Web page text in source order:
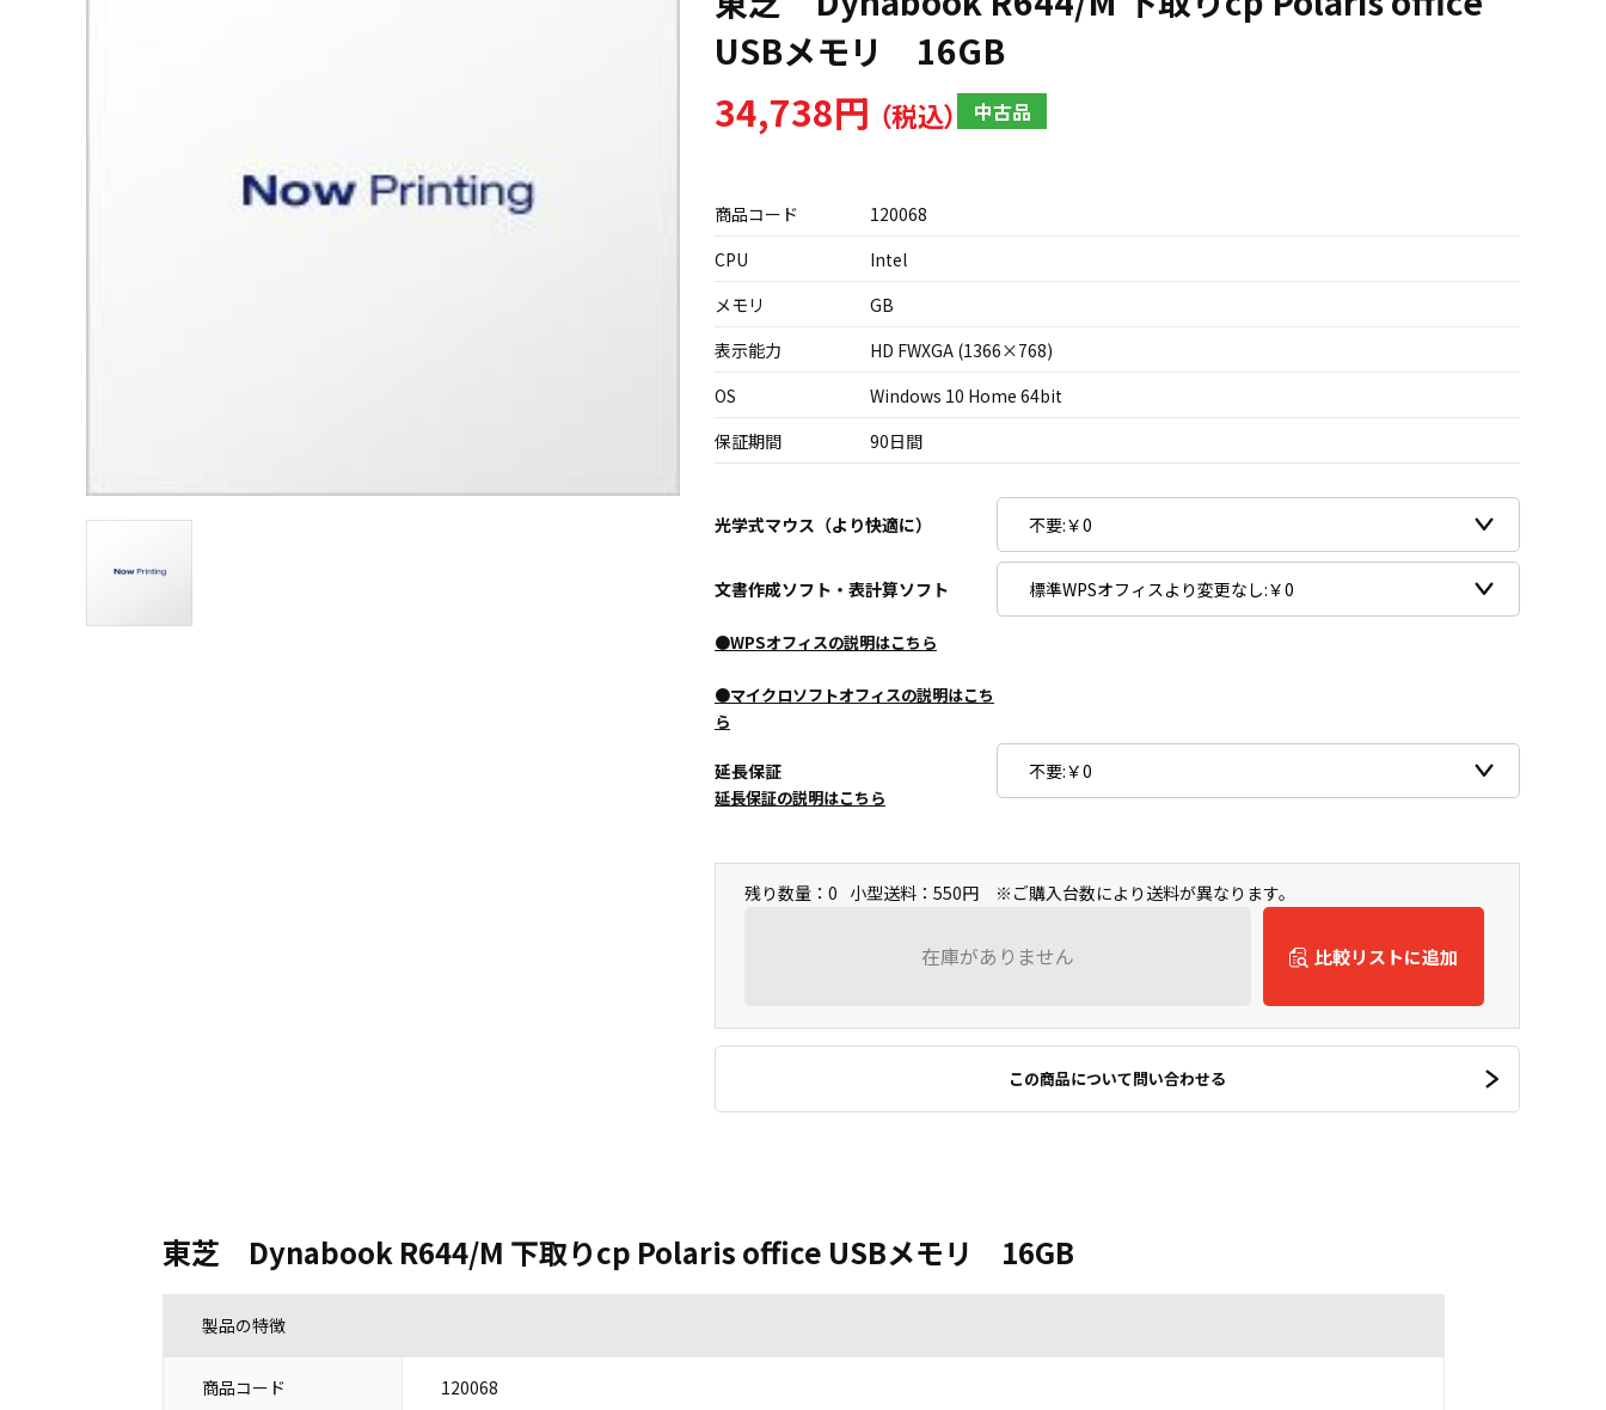
USBメモリ 16GB
34,738円 中古品
商品コード
120068
CPU
Intel
メモリ
GB
表示能力
HD FWXGA (1366×768)
OS
Windows 10 Home 64bit
保証期間
90日間
光学式マウス（より快適に）
文書作成ソフト・表計算ソフト
●WPSオフィスの説明はこちら
●マイクロソフトオフィスの説明はこち
ら
延長保証
延長保証の説明はこちら
残り数量：0 小型送料：550円 ※ご購入台数により送料が異なります。
在庫がありません 比較リストに追加
この商品について問い合わせる
東芝 Dynabook R644/M 下取りcp Polaris office USBメモリ 16GB
製品の特徴
商品コード 120068